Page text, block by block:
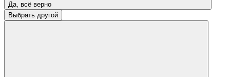
Да, всё верно
Выбрать другой